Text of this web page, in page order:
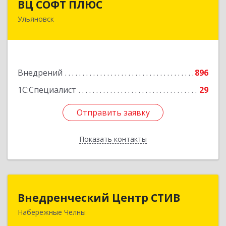
ВЦ СОФТ ПЛЮС
Ульяновск
Внедрений
896
1С:Специалист
29
Отправить заявку
Показать контакты
432071, Ульяновская обл, Ульяновск г, Карла
Отправить заявку
Назад
Внедренческий Центр СТИВ
Набережные Челны
Внедренческий Центр СТИВ
423821, Татарстан Респ, Набережные Челны г,